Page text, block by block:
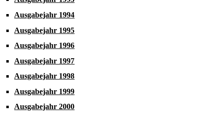
Ausgabejahr 1994
Ausgabejahr 1995
Ausgabejahr 1996
Ausgabejahr 1997
Ausgabejahr 1998
Ausgabejahr 1999
Ausgabejahr 2000